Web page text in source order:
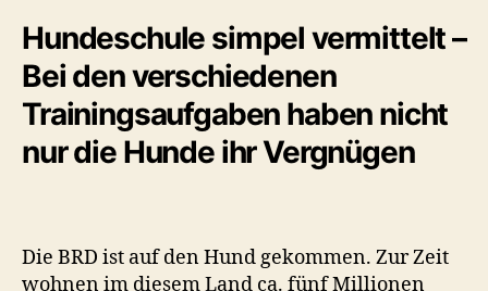
Hundeschule simpel vermittelt –
Bei den verschiedenen
Trainingsaufgaben haben nicht
nur die Hunde ihr Vergnügen
Die BRD ist auf den Hund gekommen. Zur Zeit
wohnen im diesem Land ca. fünf Millionen